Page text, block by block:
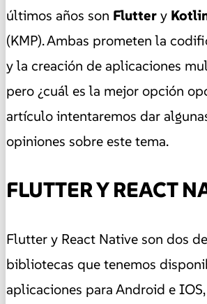
últimos años son Fluttery
(KMP). Ambas prometen la
y la creación de aplicaciones
pero ¿cuál es la mejor opción
artículo intentaremos dar
opiniones sobre este tema.
FLUTTER Y REACT
Flutter y React Native son dos
bibliotecas que tenemos
aplicaciones para Android e